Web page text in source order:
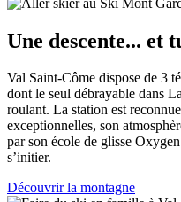
Une descente... et
Val Saint-Côme dispose de 3
dont le seul débrayable dans
roulant. La station est
exceptionnelles, son
par son école de glisse
s’initier.
Découvrir la montagne